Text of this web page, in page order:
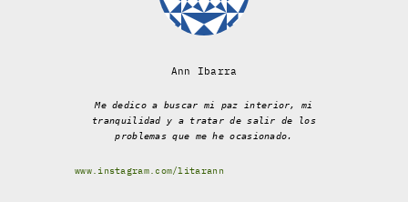
Ann Ibarra
Me dedico a buscar mi paz interior, mi
tranquilidad y a tratar de salir de los
problemas que me he ocasionado.
www.instagram.com/litarann